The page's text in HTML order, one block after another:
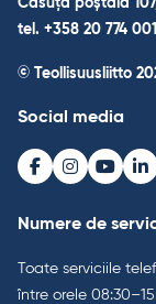
tel. +358 20 774 001
© Teollisuusliitto
Social media
Facebook
Instagram
Numere de
Toate serviciile
între orele